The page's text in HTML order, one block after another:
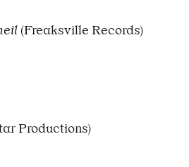
(Freaksville Records)
Productions)